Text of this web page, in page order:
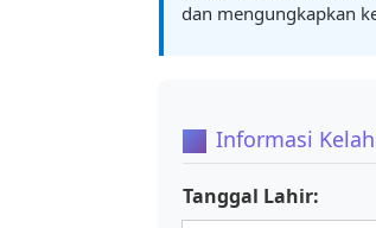
dan mengungkapkan
Informasi
Tanggal Lahir: